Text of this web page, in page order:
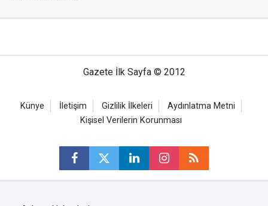
Gazete İlk Sayfa © 2012
Künye İletişim Gizlilik İlkeleri
Aydınlatma Metni
Kişisel Verilerin Korunması